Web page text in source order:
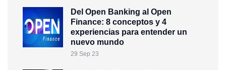
Del Open Banking al Open
Finance: 8 conceptos y 4
experiencias para entender un
nuevo mundo
29 Sep 23